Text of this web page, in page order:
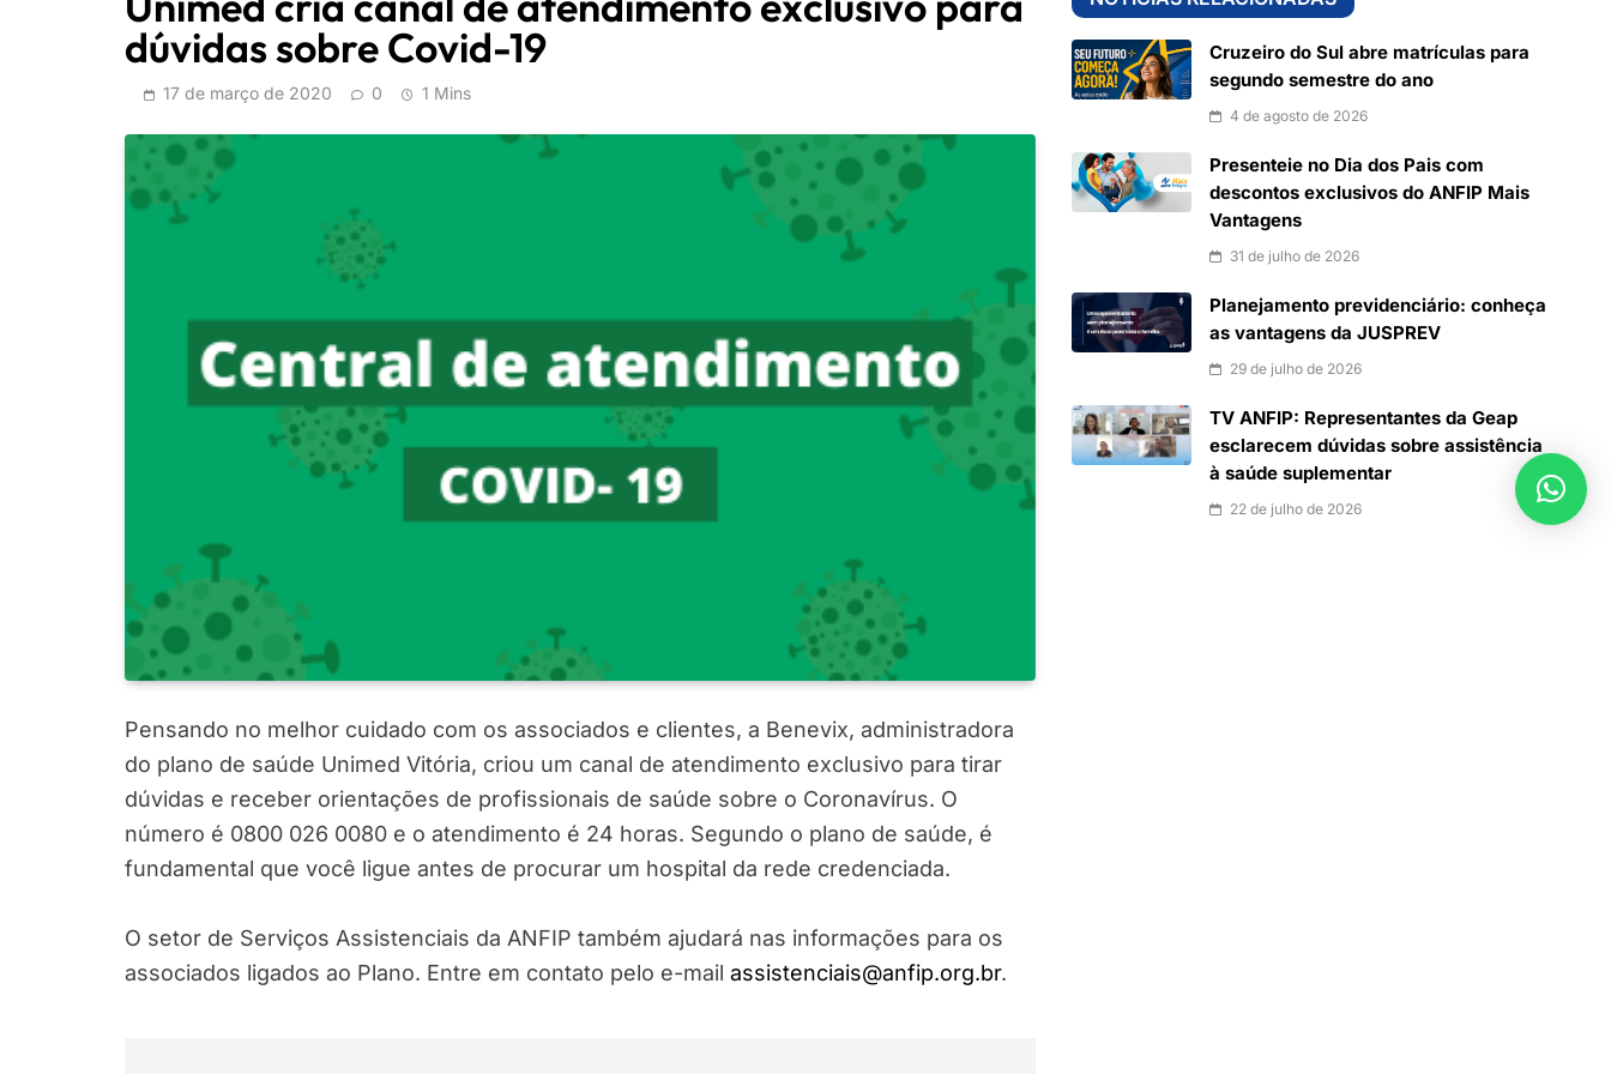
dúvidas sobre Covid-19
17 de março de 2020 0 1 Mins
Pensando no melhor cuidado com os associados e clientes, a Benevix, administradora
do plano de saúde Unimed Vitória, criou um canal de atendimento exclusivo para tirar
dúvidas e receber orientações de profissionais de saúde sobre o Coronavírus. O
número é 0800 026 0080 e o atendimento é 24 horas. Segundo o plano de saúde, é
fundamental que você ligue antes de procurar um hospital da rede credenciada.
O setor de Serviços Assistenciais da ANFIP também ajudará nas informações para os
associados ligados ao Plano. Entre em contato pelo e-mail assistenciais@anfip.org.br.
Cruzeiro do Sul abre matrículas para
segundo semestre do ano
4 de agosto de 2026
Presenteie no Dia dos Pais com
descontos exclusivos do ANFIP Mais
Vantagens
31 de julho de 2026
Planejamento previdenciário: conheça
as vantagens da JUSPREV
29 de julho de 2026
TV ANFIP: Representantes da Geap
esclarecem dúvidas sobre assistência
à saúde suplementar
22 de julho de 2026